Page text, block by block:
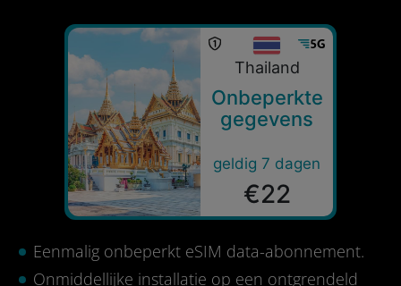
Thailand
Onbeperkte
gegevens
geldig 7 dagen
€22
Eenmalig onbeperkt eSIM data-abonnement.
Onmiddellijke installatie op een ontgrendeld